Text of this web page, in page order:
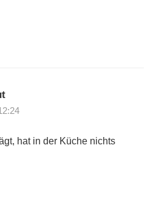
hat in der Küche nichts